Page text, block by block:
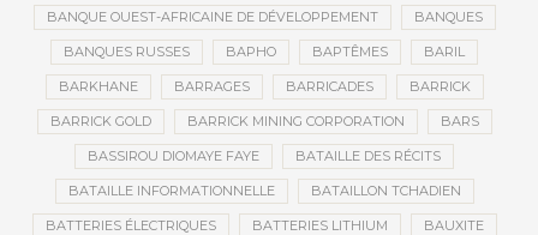
BANQUE OUEST-AFRICAINE DE DÉVELOPPEMENT BANQUES
BANQUES RUSSES BAPHO BAPTÊMES BARIL
BARKHANE BARRAGES BARRICADES BARRICK
BARRICK GOLD BARRICK MINING CORPORATION BARS
BASSIROU DIOMAYE FAYE BATAILLE DES RÉCITS
BATAILLE INFORMATIONNELLE BATAILLON TCHADIEN
BATTERIES ÉLECTRIQUES BATTERIES LITHIUM BAUXITE